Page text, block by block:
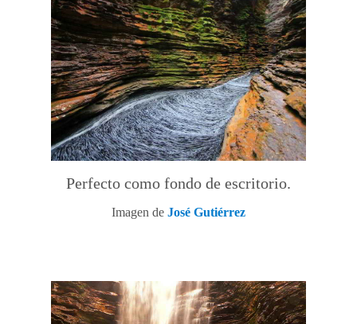
Perfecto como fondo de escritorio.
Imagen de José Gutiérrez